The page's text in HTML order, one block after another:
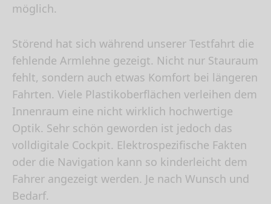
möglich.
Störend hat sich während unserer Testfahrt die
fehlende Armlehne gezeigt. Nicht nur Stauraum
fehlt, sondern auch etwas Komfort bei längeren
Fahrten. Viele Plastikoberflächen verleihen dem
Innenraum eine nicht wirklich hochwertige
Optik. Sehr schön geworden ist jedoch das
volldigitale Cockpit. Elektrospezifische Fakten
oder die Navigation kann so kinderleicht dem
Fahrer angezeigt werden. Je nach Wunsch und
Bedarf.